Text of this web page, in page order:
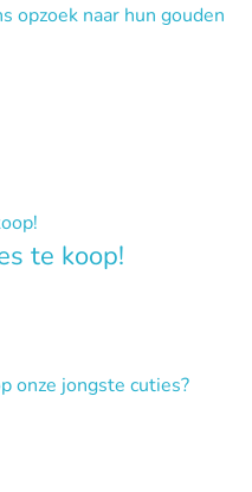
opzoek naar hun gouden
te koop!
onze jongste cuties?